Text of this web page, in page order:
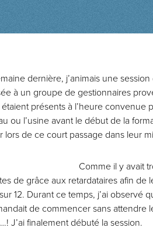
dernière, j’animais une
à un groupe de gestionnaires
présents à l’heure convenue
ou l’usine avant le début de la
lors de ce court passage dans leur
Comme il y avait
de grâce aux retardataires afin
12. Durant ce temps, j’ai
de commencer sans attendre
J’ai finalement débuté la session.